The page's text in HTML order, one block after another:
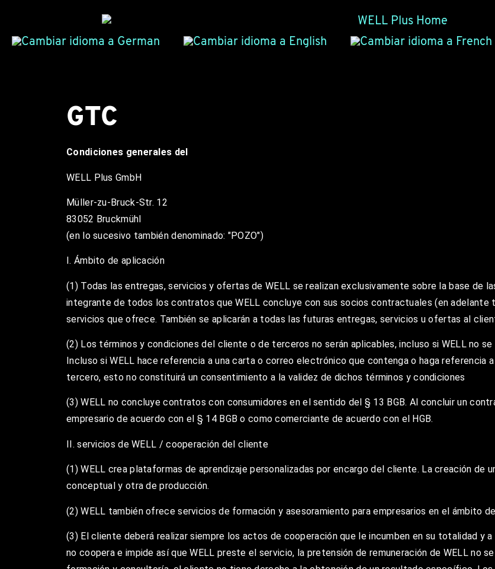
GTC
Condiciones generales del
WELL Plus GmbH
Müller-zu-Bruck-Str. 12
83052 Bruckmühl
(en lo sucesivo también denominado: "POZO")
I. Ámbito de aplicación
(1) Todas las entregas, servicios y ofertas de WELL se realizan exclusivamente sobre la base de
integrante de todos los contratos que WELL concluye con sus socios contractuales (en adelante
servicios que ofrece. También se aplicarán a todas las futuras entregas, servicios u ofertas al
(2) Los términos y condiciones del cliente o de terceros no serán aplicables, incluso si WELL no
Incluso si WELL hace referencia a una carta o correo electrónico que contenga o haga referencia
tercero, esto no constituirá un consentimiento a la validez de dichos términos y condiciones
(3) WELL no concluye contratos con consumidores en el sentido del § 13 BGB. Al concluir un
empresario de acuerdo con el § 14 BGB o como comerciante de acuerdo con el HGB.
II. servicios de WELL / cooperación del cliente
(1) WELL crea plataformas de aprendizaje personalizadas por encargo del cliente. La creación de
conceptual y otra de producción.
(2) WELL también ofrece servicios de formación y asesoramiento para empresarios en el ámbito
(3) El cliente deberá realizar siempre los actos de cooperación que le incumben en su totalidad y
no coopera e impide así que WELL preste el servicio, la pretensión de remuneración de WELL no